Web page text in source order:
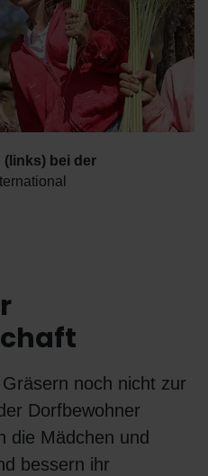
(links) bei der
noch nicht zur
Dorfbewohner
die Mädchen und
bessern ihr